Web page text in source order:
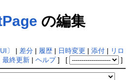
の編集
〕 | 差分| 履歴| 日時変更 | 添付| リロ
最終更新| ヘルプ] [ ]